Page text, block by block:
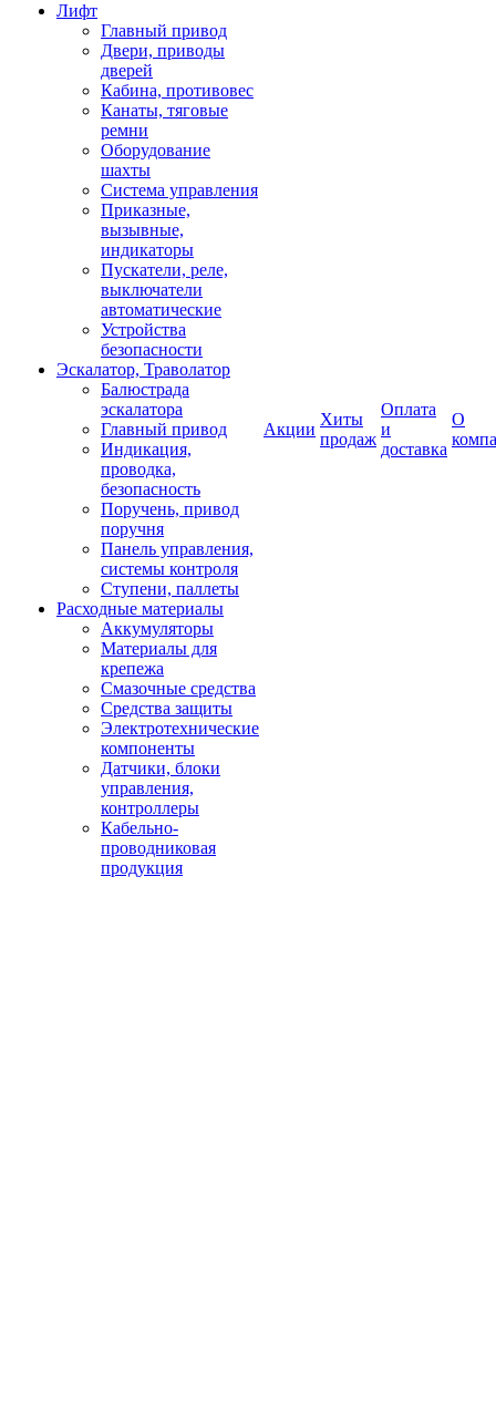
Лифт
Главный привод
Двери, приводы
дверей
Кабина, противовес
Канаты, тяговые
ремни
Оборудование
шахты
Система управления
Приказные,
вызывные,
индикаторы
Пускатели, реле,
выключатели
автоматические
Устройства
безопасности
Эскалатор, Траволатор
Балюстрада
эскалатора
Главный привод
Индикация,
проводка,
безопасность
Поручень, привод
поручня
Панель управления,
системы контроля
Ступени, паллеты
Расходные материалы
Аккумуляторы
Материалы для
крепежа
Смазочные средства
Средства защиты
Электротехнические
компоненты
Датчики, блоки
управления,
контроллеры
Кабельно-
проводниковая
продукция
Акции
Хиты
продаж
Оплата
и
доставка
О